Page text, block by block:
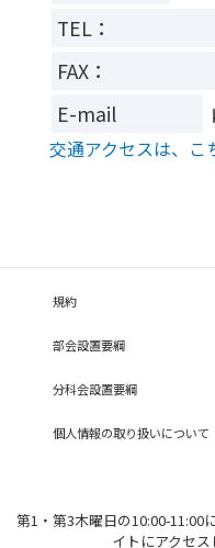
TEL：
FAX：
E-mail
交通アクセスは、こ
規約
部会設置要綱
分科会設置要綱
個人情報の取り扱いについて
第1・第3木曜日の10:00-11:00
イトにアクセス